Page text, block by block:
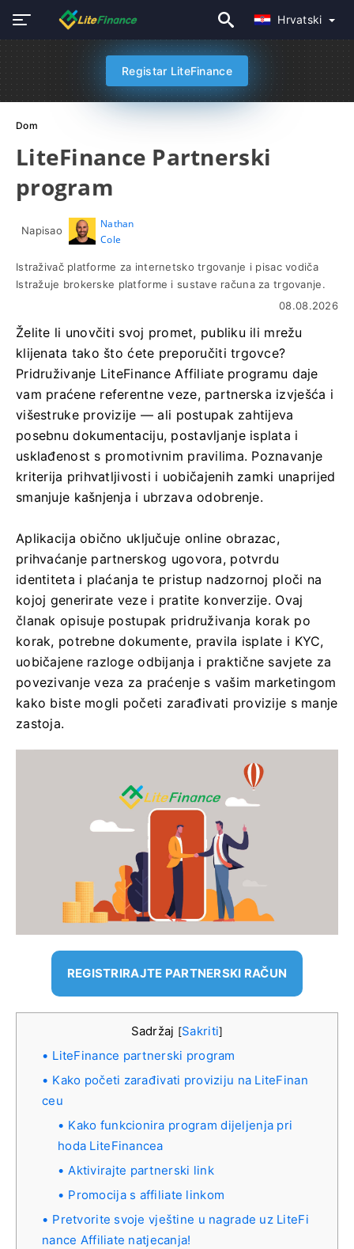
Hrvatski
Registar LiteFinance
Dom
LiteFinance Partnerski
program
Napisao
Nathan
Cole
Istraživač platforme za internetsko trgovanje i pisac vodiča
Istražuje brokerske platforme i sustave računa za trgovanje.
08.08.2026
Želite li unovčiti svoj promet, publiku ili mrežu
klijenata tako što ćete preporučiti trgovce?
Pridruživanje LiteFinance Affiliate programu daje
vam praćene referentne veze, partnerska izvješća i
višestruke provizije — ali postupak zahtijeva
posebnu dokumentaciju, postavljanje isplata i
usklađenost s promotivnim pravilima. Poznavanje
kriterija prihvatljivosti i uobičajenih zamki unaprijed
smanjuje kašnjenja i ubrzava odobrenje.
Aplikacija obično uključuje online obrazac,
prihvaćanje partnerskog ugovora, potvrdu
identiteta i plaćanja te pristup nadzornoj ploči na
kojoj generirate veze i pratite konverzije. Ovaj
članak opisuje postupak pridruživanja korak po
korak, potrebne dokumente, pravila isplate i KYC,
uobičajene razloge odbijanja i praktične savjete za
povezivanje veza za praćenje s vašim marketingom
kako biste mogli početi zarađivati ​​provizije s manje
zastoja.
REGISTRIRAJTE PARTNERSKI RAČUN
Sadržaj [Sakriti]
LiteFinance partnerski program
Kako početi zarađivati ​​proviziju na LiteFinan
ceu
Kako funkcionira program dijeljenja pri
hoda LiteFinancea
Aktivirajte partnerski link
Promocija s affiliate linkom
Pretvorite svoje vještine u nagrade uz LiteFi
nance Affiliate natjecanja!